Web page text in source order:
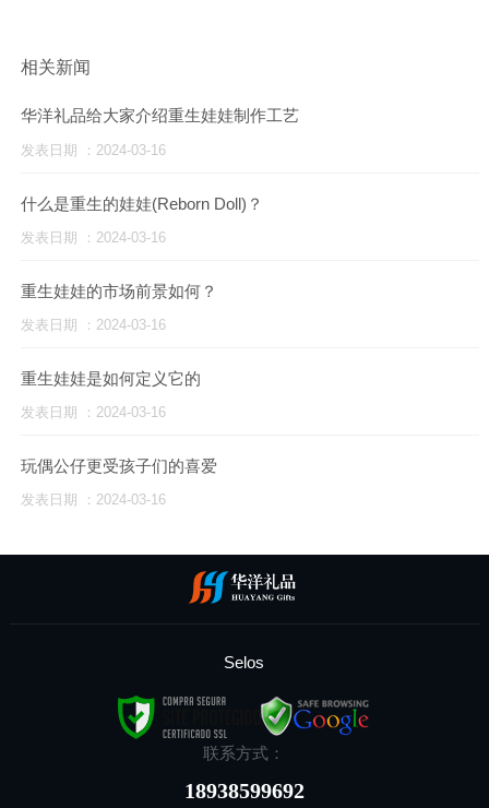
相关新闻
华洋礼品给大家介绍重生娃娃制作工艺
发表日期 ：2024-03-16
什么是重生的娃娃(Reborn Doll)？
发表日期 ：2024-03-16
重生娃娃的市场前景如何？
发表日期 ：2024-03-16
重生娃娃是如何定义它的
发表日期 ：2024-03-16
玩偶公仔更受孩子们的喜爱
发表日期 ：2024-03-16
Selos
联系方式：
18938599692